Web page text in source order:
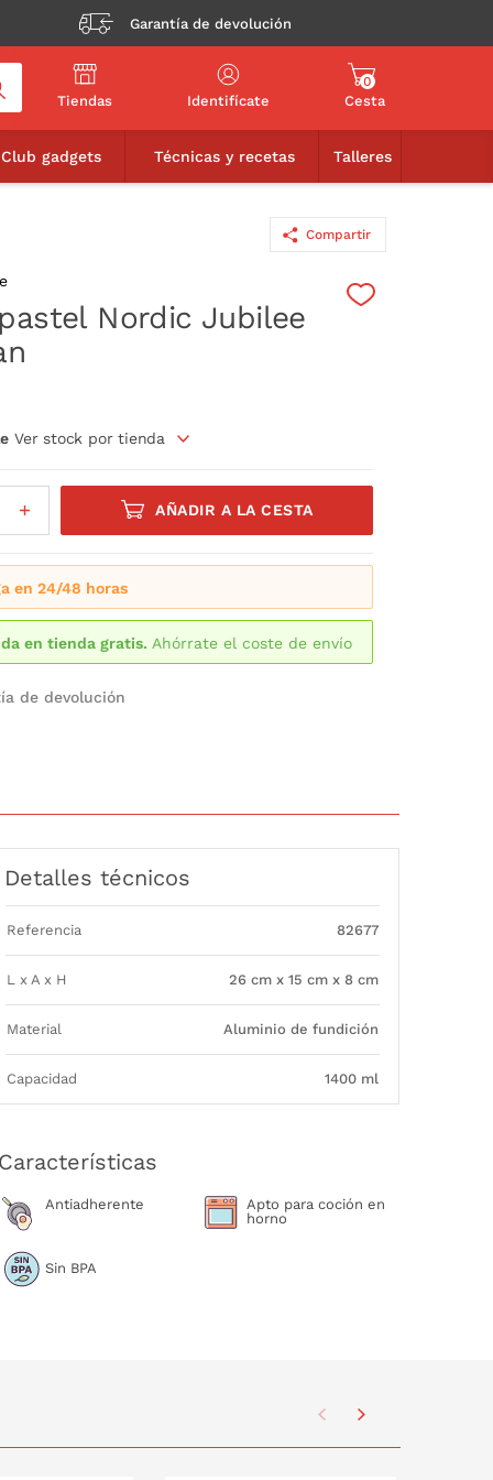
Garantía de devolución
Tiendas Identifícate
0
Cesta
Club gadgets Técnicas y recetas Talleres
Nordic Jubilee
Ver stock por tienda
AÑADIR A LA CESTA
en 24/48 horas
en tienda gratis. Ahórrate el coste de envío
de devolución
Compartir
Detalles técnicos
Referencia 82677
L x A x H 26 cm x 15 cm x 8 cm
Material Aluminio de fundición
Capacidad 1400 ml
Características
Antiadherente
Apto para coción en
horno
Sin BPA